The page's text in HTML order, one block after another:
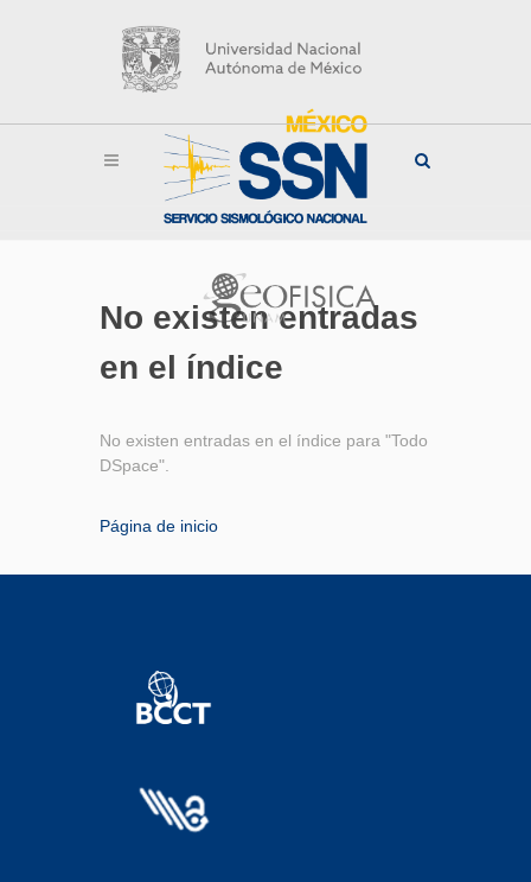
No existen entradas
en el índice
No existen entradas en el índice para "Todo
DSpace".
Página de inicio